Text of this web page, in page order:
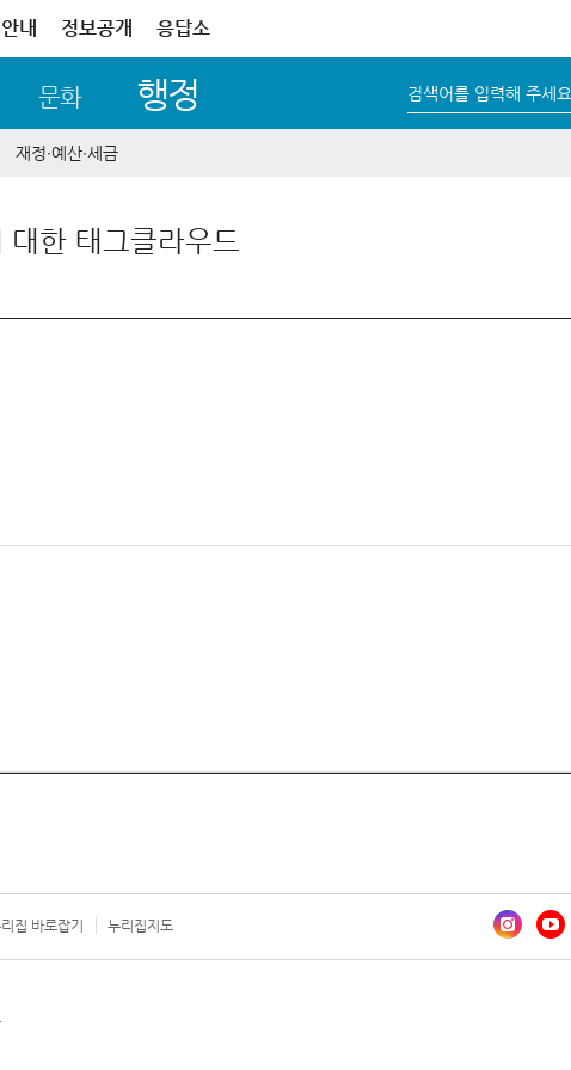
내 정보공개 응답소
문화 행정 검색어를 입력해 주세요
재정∙예산∙세금
대한 태그클라우드
집 바로잡기 누리집지도